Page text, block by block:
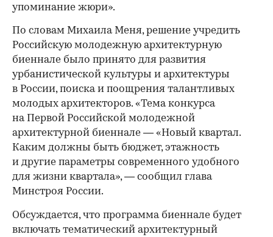
упоминание жюри».
По словам Михаила Меня, решение учредить
Российскую молодежную архитектурную
биеннале было принято для развития
урбанистической культуры и архитектуры
в России, поиска и поощрения талантливых
молодых архитекторов. «Тема конкурса
на Первой Российской молодежной
архитектурной биеннале — «Новый квартал.
Каким должны быть бюджет, этажность
и другие параметры современного удобного
для жизни квартала», — сообщил глава
Минстроя России.
Обсуждается, что программа биеннале будет
включать тематический архитектурный